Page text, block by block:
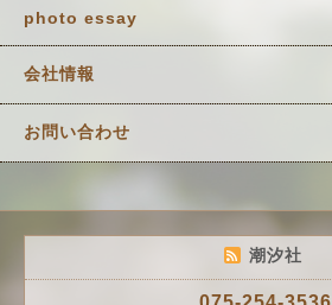
photo essay
会社情報
お問い合わせ
潮汐社